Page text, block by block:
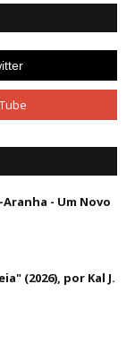
Aranha - Um Novo
(2026), por Kal J.